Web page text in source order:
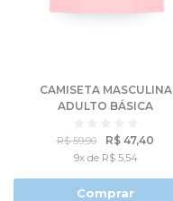
CAMISETA MASCULINA
ADULTO BÁSICA
R$ 59,90 R$ 47,40
9x de R$ 5,54
Comprar